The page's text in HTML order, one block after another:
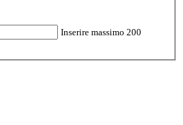
Inserire massimo 200